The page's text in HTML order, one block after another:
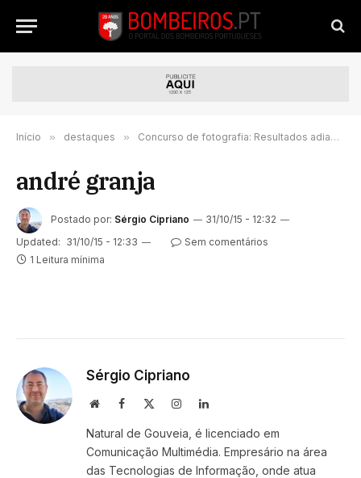
Início » destaques » Concurso de fotografia: Resultados adiados devido ao elevado número de participantes
andré granja
Postado por: Sérgio Cipriano
31/10/15 - 12:32
Updated: 31/10/15 - 12:33
Sem comentários
1 Leitura mínima
Sérgio Cipriano
WebsiteFacebook InstagramLinkedIn
Natural de Gouveia, é licenciado em
Comunicação Multimédia. Empresário na área
das Tecnologias de Informação, onde atua